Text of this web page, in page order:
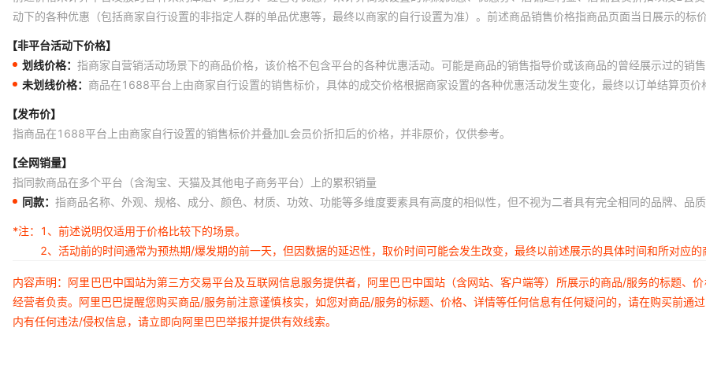
动下的各种优惠（包括商家自行设置的非指定人群的单品优惠等，最终以商家的自行设置为准）。前述商品销售价格指商品页面当日展示的
【非平台活动下价格】
划线价格： 指商家自营销活动场景下的商品价格，该价格不包含平台的各种优惠活动。可能是商品的销售指导价或该商品的曾经展示过的销
未划线价格： 商品在1688平台上由商家自行设置的销售标价，具体的成交价格根据商家设置的各种优惠活动发生变化，最终以订单结算页价
【发布价】
指商品在1688平台上由商家自行设置的销售标价并叠加L会员价折扣后的价格，并非原价，仅供参考。
【全网销量】
指同款商品在多个平台（含淘宝、天猫及其他电子商务平台）上的累积销量
同款： 指商品名称、外观、规格、成分、颜色、材质、功效、功能等多维度要素具有高度的相似性，但不视为二者具有完全相同的品牌、品
*注：
1、前述说明仅适用于价格比较下的场景。
2、活动前的时间通常为预热期/爆发期的前一天，但因数据的延迟性，取价时间可能会发生改变，最终以前述展示的具体时间和所对应的
内容声明：阿里巴巴中国站为第三方交易平台及互联网信息服务提供者，阿里巴巴中国站（含网站、客户端等）所展示的商品/服务的标题、
经营者负责。阿里巴巴提醒您购买商品/服务前注意谨慎核实，如您对商品/服务的标题、价格、详情等任何信息有任何疑问的，请在购买前通
内有任何违法/侵权信息，请立即向阿里巴巴举报并提供有效线索。